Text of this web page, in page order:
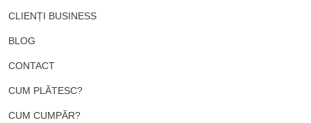
CLIENȚI BUSINESS
BLOG
CONTACT
CUM PLĂTESC?
CUM CUMPĂR?